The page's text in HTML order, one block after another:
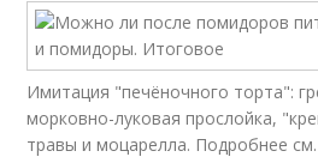
Имитация "печёночного торта":
морковно-луковая прослойка,
травы и моцарелла. Подробнее